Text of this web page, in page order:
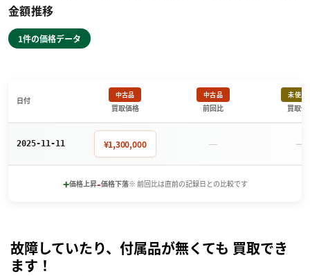
金額推移
1件の価格データ
日付
中古品
買取価格
中古品
前回比
未使用
買取価
2025-11-11 ¥1,300,000 － －
+価格上昇-価格下落※ 前回比は直前の記録日との比較です
故障していたり、付属品が無くても 買取でき
ます！